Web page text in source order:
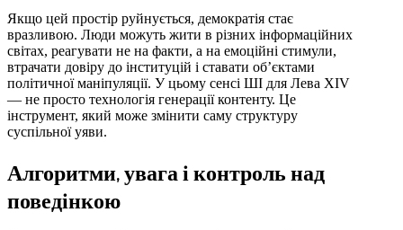
Якщо цей простір руйнується, демократія стає
вразливою. Люди можуть жити в різних інформаційних
світах, реагувати не на факти, а на емоційні стимули,
втрачати довіру до інституцій і ставати об’єктами
політичної маніпуляції. У цьому сенсі ШІ для Лева XIV
— не просто технологія генерації контенту. Це
інструмент, який може змінити саму структуру
суспільної уяви.
Алгоритми, увага і контроль над
поведінкою